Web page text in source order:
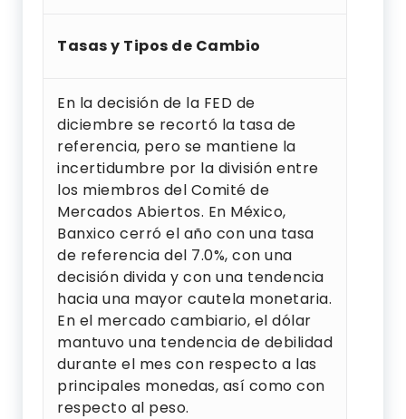
Tasas y Tipos de Cambio
En la decisión de la FED de
diciembre se recortó la tasa de
referencia, pero se mantiene la
incertidumbre por la división entre
los miembros del Comité de
Mercados Abiertos. En México,
Banxico cerró el año con una tasa
de referencia del 7.0%, con una
decisión divida y con una tendencia
hacia una mayor cautela monetaria.
En el mercado cambiario, el dólar
mantuvo una tendencia de debilidad
durante el mes con respecto a las
principales monedas, así como con
respecto al peso.